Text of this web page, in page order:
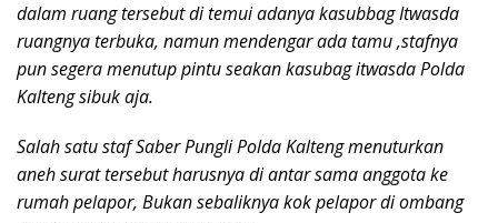
dalam ruang tersebut di temui adanya kasubbag Itwasda
ruangnya terbuka, namun mendengar ada tamu ,stafnya
pun segera menutup pintu seakan kasubag itwasda Polda
Kalteng sibuk aja.
Salah satu staf Saber Pungli Polda Kalteng menuturkan
aneh surat tersebut harusnya di antar sama anggota ke
rumah pelapor, Bukan sebaliknya kok pelapor di ombang